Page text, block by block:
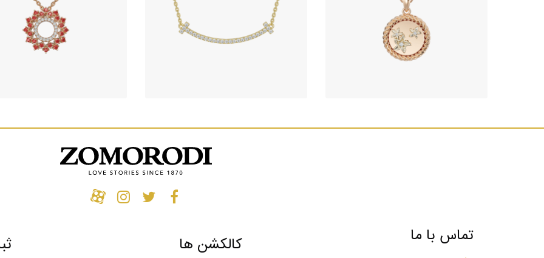
آویز جواهر طرح گلسا
349,590,000 تومان
329,050,000
آویز جواهر طرح مون فلاور
316,790,000 تومان
تماس با ما کالکشن ها